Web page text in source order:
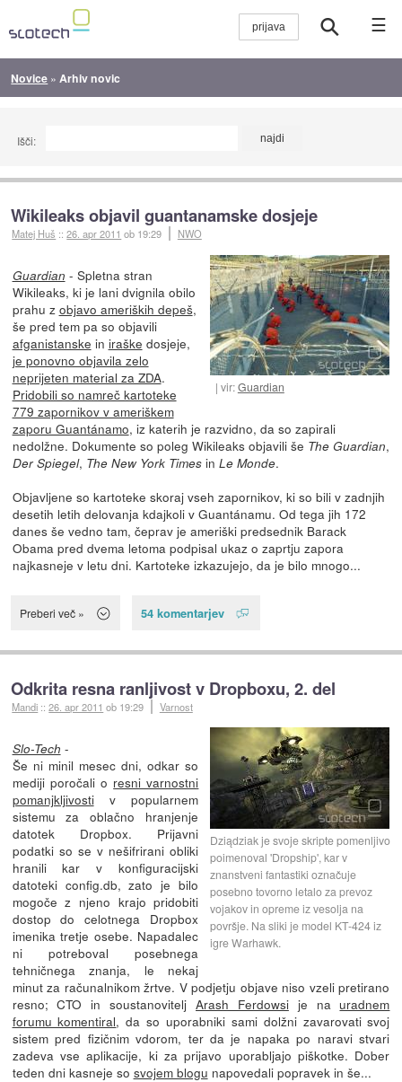
☰
Novice » Arhiv novic
Išči:
Wikileaks objavil guantanamske dosjeje
Matej Huš ::26. apr 2011 ob 19:29 NWO
vir:Guardian
Guardian - Spletna stran
Wikileaks, ki je lani dvignila obilo
prahu z objavo ameriških depeš,
še pred tem pa so objavili
afganistanske in iraške dosjeje,
je ponovno objavila zelo
neprijeten material za ZDA.
Pridobili so namreč kartoteke
779 zapornikov v ameriškem
zaporu Guantánamo, iz katerih je razvidno, da so zapirali
nedolžne. Dokumente so poleg Wikileaks objavili še The Guardian,
Der Spiegel, The New York Timesin Le Monde.
Objavljene so kartoteke skoraj vseh zapornikov, ki so bili v zadnjih
desetih letih delovanja kdajkoli v Guantánamu. Od tega jih 172
danes še vedno tam, čeprav je ameriški predsednik Barack
Obama pred dvema letoma podpisal ukaz o zaprtju zapora
najkasneje v letu dni. Kartoteke izkazujejo, da je bilo mnogo...
Preberi več » 54 komentarjev
Odkrita resna ranljivost v Dropboxu, 2. del
Mandi ::26. apr 2011 ob 19:29 Varnost
Dziądziak je svoje skripte pomenljivo
poimenoval 'Dropship', kar v
znanstveni fantastiki označuje
posebno tovorno letalo za prevoz
vojakov in opreme iz vesolja na
površje. Na sliki je model KT-424 iz
igre Warhawk.
Slo-Tech -
Še ni minil mesec dni, odkar so
mediji poročali o resni varnostni
pomanjkljivostiv popularnem
sistemu za oblačno hranjenje
datotek Dropbox. Prijavni
podatki so se v nešifrirani obliki
hranili kar v konfiguracijski
datoteki config.db, zato je bilo
mogoče z njeno krajo pridobiti
dostop do celotnega Dropbox
imenika tretje osebe. Napadalec
ni potreboval posebnega
tehničnega znanja, le nekaj
minut za računalnikom žrtve. V podjetju objave niso vzeli pretirano
resno; CTO in soustanovitelj Arash Ferdowsije nauradnem
forumu komentiral, da so uporabniki sami dolžni zavarovati svoj
sistem pred fizičnim vdorom, ter da je napaka po naravi stvari
zadeva vse aplikacije, ki za prijavo uporabljajo piškotke. Dober
teden dni kasneje so svojem blogu napovedali popravek in še...